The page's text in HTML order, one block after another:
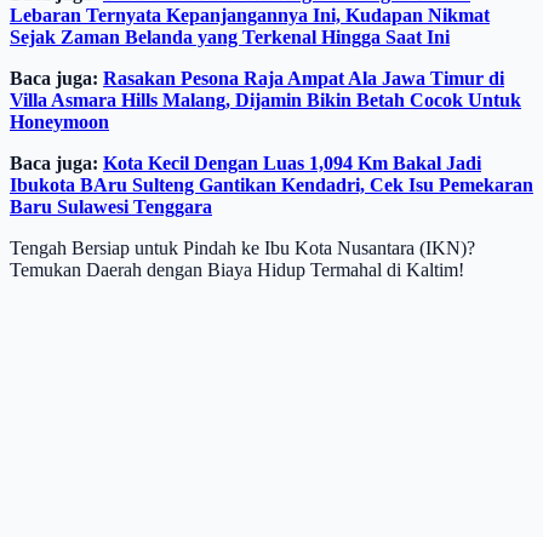
Lebaran Ternyata Kepanjangannya Ini, Kudapan Nikmat
Sejak Zaman Belanda yang Terkenal Hingga Saat Ini
Baca juga: Rasakan Pesona Raja Ampat Ala Jawa Timur di
Villa Asmara Hills Malang, Dijamin Bikin Betah Cocok Untuk
Honeymoon
Baca juga: Kota Kecil Dengan Luas 1,094 Km Bakal Jadi
Ibukota BAru Sulteng Gantikan Kendadri, Cek Isu Pemekaran
Baru Sulawesi Tenggara
Tengah Bersiap untuk Pindah ke Ibu Kota Nusantara (IKN)?
Temukan Daerah dengan Biaya Hidup Termahal di Kaltim!